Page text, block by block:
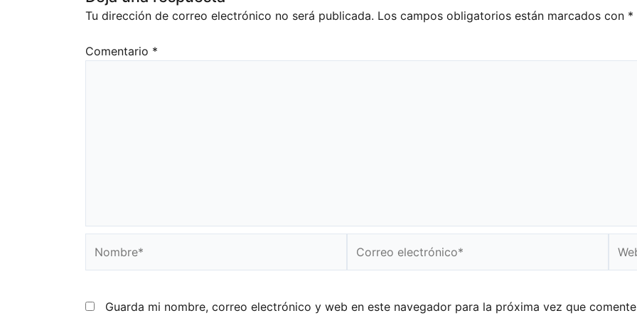
Tu dirección de correo electrónico no será publicada. Los campos obligatorios están marcados con *
Comentario *
electrónico*
Guarda mi nombre, correo electrónico y web en este navegador para la próxima vez que